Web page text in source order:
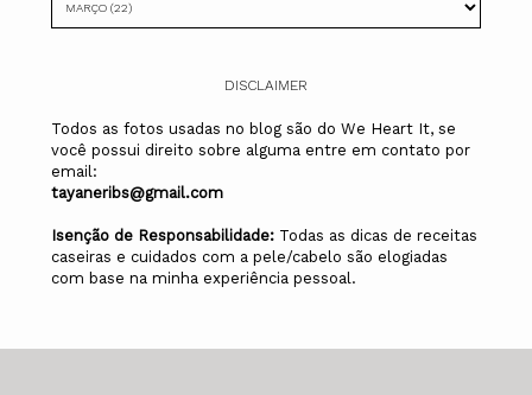
DISCLAIMER
Todos as fotos usadas no blog são do We Heart It, se
você possui direito sobre alguma entre em contato por
email:
tayaneribs@gmail.com
Isenção de Responsabilidade: Todas as dicas de receitas
caseiras e cuidados com a pele/cabelo são elogiadas
com base na minha experiência pessoal.